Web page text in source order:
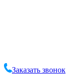
Заказать звонок